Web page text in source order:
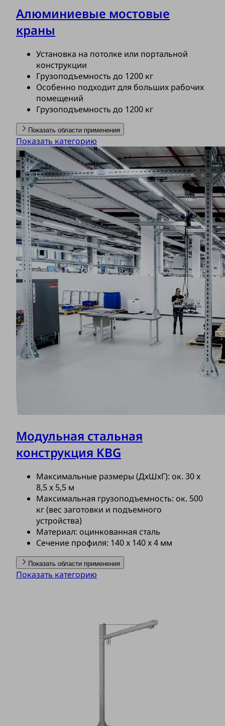
Алюминиевые мостовые
краны
Установка на потолке или портальной
конструкции
Грузоподъемность до 1200 кг
Особенно подходит для больших рабочих
помещений
Грузоподъемность до 1200 кг
Показать области применения
Показать категорию
Модульная стальная
конструкция KBG
Максимальные размеры (ДхШхГ): ок. 30 x
8,5 x 5,5 м
Максимальная грузоподъемность: ок. 500
кг (вес заготовки и подъемного
устройства)
Материал: оцинкованная сталь
Сечение профиля: 140 x 140 x 4 мм
Показать области применения
Показать категорию